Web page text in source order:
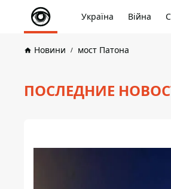
Україна Війна
Новини мост Патона
ПОСЛЕДНИЕ